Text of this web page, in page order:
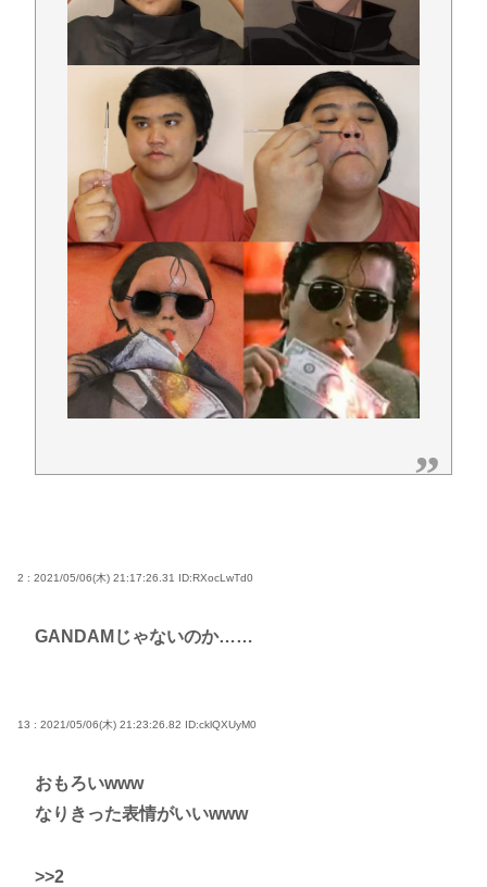
2 : 2021/05/06(木) 21:17:26.31 ID:RXocLwTd0
GANDAMじゃないのか……
13 : 2021/05/06(木) 21:23:26.82 ID:cklQXUyM0
おもろいwww
なりきった表情がいいwww
>>2